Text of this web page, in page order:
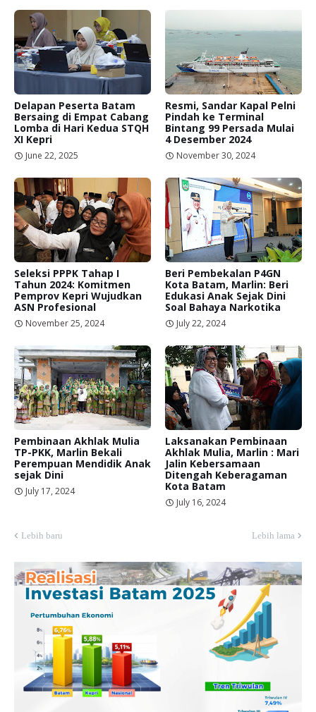
Delapan Peserta Batam
Bersaing di Empat Cabang
Lomba di Hari Kedua STQH
XI Kepri
June 22, 2025
Resmi, Sandar Kapal Pelni
Pindah ke Terminal
Bintang 99 Persada Mulai
4 Desember 2024
November 30, 2024
Seleksi PPPK Tahap I
Tahun 2024: Komitmen
Pemprov Kepri Wujudkan
ASN Profesional
November 25, 2024
Beri Pembekalan P4GN
Kota Batam, Marlin: Beri
Edukasi Anak Sejak Dini
Soal Bahaya Narkotika
July 22, 2024
Pembinaan Akhlak Mulia
TP-PKK, Marlin Bekali
Perempuan Mendidik Anak
sejak Dini
July 17, 2024
Laksanakan Pembinaan
Akhlak Mulia, Marlin : Mari
Jalin Kebersamaan
Ditengah Keberagaman
Kota Batam
July 16, 2024
Lebih baru Lebih lama